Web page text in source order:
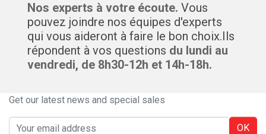
Nos experts à votre écoute. Vous
pouvez joindre nos équipes d'experts
qui vous aideront à faire le bon choix.Ils
répondent à vos questions du lundi au
vendredi, de 8h30-12h et 14h-18h.
Get our latest news and special sales
OK